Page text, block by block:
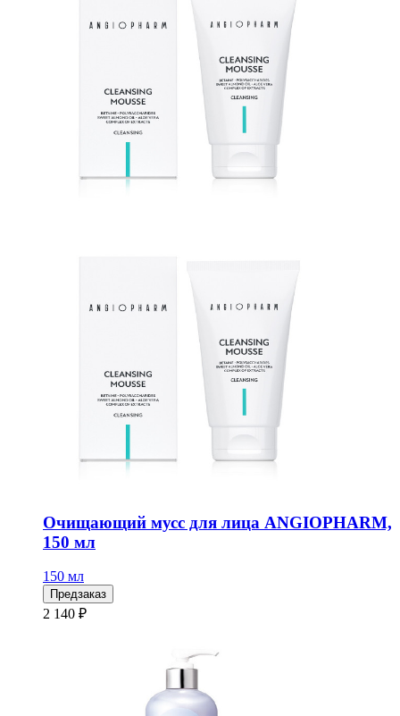
Очищающий мусс для лица ANGIOPHARM,
150 мл
150 мл
Предзаказ
2 140 ₽